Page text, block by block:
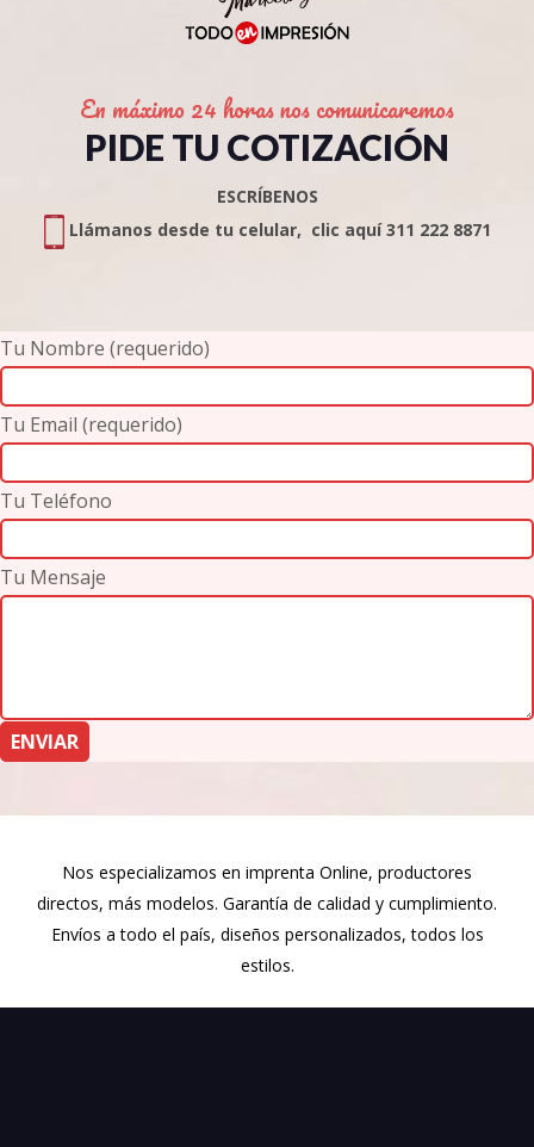
En máximo 24 horas nos comunicaremos
PIDE TU COTIZACIÓN
ESCRÍBENOS
Llámanos desde tu celular, clic aquí 311 222 8871
Tu Nombre (requerido)
Tu Email (requerido)
Tu Teléfono
Tu Mensaje
Nos especializamos en imprenta Online, productores
directos, más modelos. Garantía de calidad y cumplimiento.
Envíos a todo el país, diseños personalizados, todos los
estilos.